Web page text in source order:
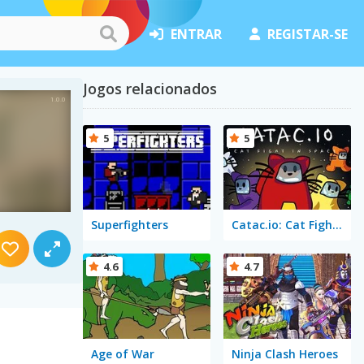
ENTRAR REGISTAR-SE
Jogos relacionados
Superfighters
5
Catac.io: Cat Fight in Space
5
Age of War
4.6
Ninja Clash Heroes
4.7